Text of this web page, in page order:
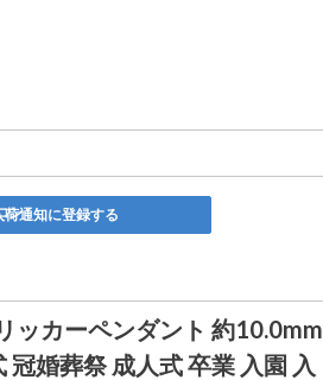
荷通知に登録する
ッカーペンダント 約10.0mm
婚葬祭 成人式 卒業 入園 入